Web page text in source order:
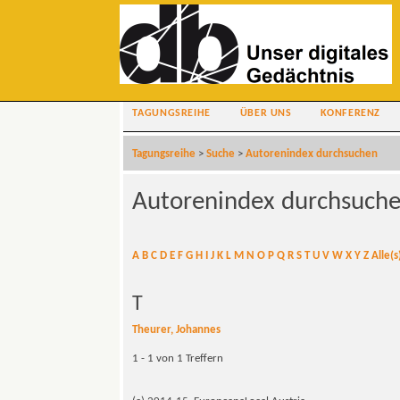
TAGUNGSREIHE ÜBER UNS KONFERENZ
Tagungsreihe >Suche >Autorenindex durchsuchen
Autorenindex
A B C D E F G H J K L M N O P Q R S T U V W X Y Z
T
Theurer, Johannes
1 - 1 von 1 Treffern